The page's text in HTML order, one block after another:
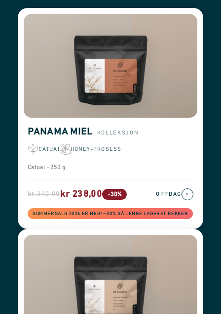
PANAMA MIEL KOLLEKSJON
CATUAI HONEY-PROSESS
Catuai - 250 g
kr 340,00kr 238,00 -30%
SOMMERSALG 2026 ER HER! −30% SÅ LENGE LAGERET REKKER
OPPDAG ›